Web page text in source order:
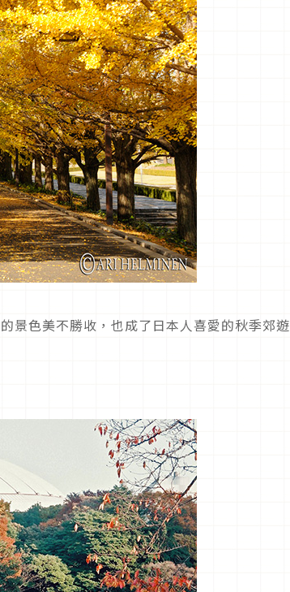
景色美不勝收，也成了日本人喜愛的秋季郊遊